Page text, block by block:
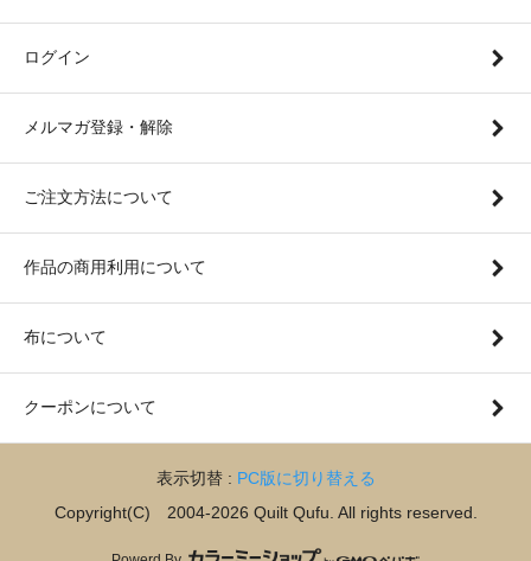
ログイン
メルマガ登録・解除
ご注文方法について
作品の商用利用について
布について
クーポンについて
表示切替 : PC版に切り替える
Copyright(C) 2004-2026 Quilt Qufu. All rights reserved.